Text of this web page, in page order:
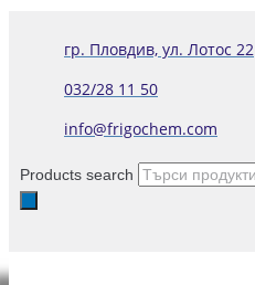
гр. Пловдив, ул. Лотос 22
032/28 11 50
info@frigochem.com
Products search